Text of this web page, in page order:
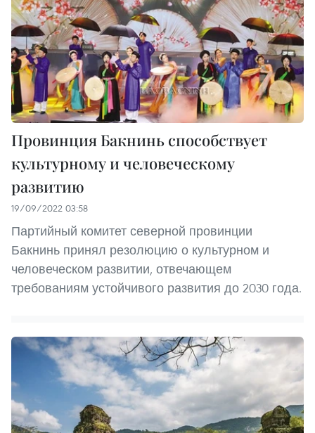
Провинция Бакнинь способствует
культурному и человеческому
развитию
19/09/2022 03:58
Партийный комитет северной провинции
Бакнинь принял резолюцию о культурном и
человеческом развитии, отвечающем
требованиям устойчивого развития до 2030 года.